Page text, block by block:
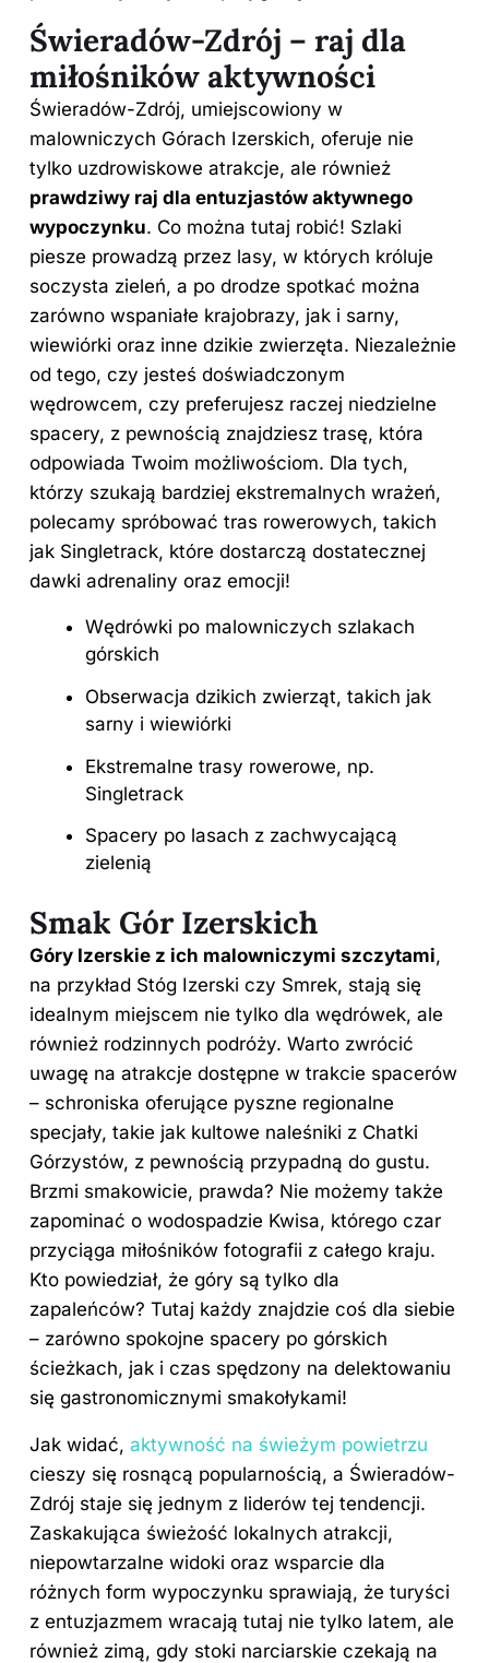
Świeradów-Zdrój – raj dla
miłośników aktywności
Świeradów-Zdrój, umiejscowiony w
malowniczych Górach Izerskich, oferuje nie
tylko uzdrowiskowe atrakcje, ale również
prawdziwy raj dla entuzjastów aktywnego
wypoczynku. Co można tutaj robić! Szlaki
piesze prowadzą przez lasy, w których króluje
soczysta zieleń, a po drodze spotkać można
zarówno wspaniałe krajobrazy, jak i sarny,
wiewiórki oraz inne dzikie zwierzęta. Niezależnie
od tego, czy jesteś doświadczonym
wędrowcem, czy preferujesz raczej niedzielne
spacery, z pewnością znajdziesz trasę, która
odpowiada Twoim możliwościom. Dla tych,
którzy szukają bardziej ekstremalnych wrażeń,
polecamy spróbować tras rowerowych, takich
jak Singletrack, które dostarczą dostatecznej
dawki adrenaliny oraz emocji!
Wędrówki po malowniczych szlakach
górskich
Obserwacja dzikich zwierząt, takich jak
sarny i wiewiórki
Ekstremalne trasy rowerowe, np.
Singletrack
Spacery po lasach z zachwycającą
zielenią
Smak Gór Izerskich
Góry Izerskie z ich malowniczymi szczytami,
na przykład Stóg Izerski czy Smrek, stają się
idealnym miejscem nie tylko dla wędrówek, ale
również rodzinnych podróży. Warto zwrócić
uwagę na atrakcje dostępne w trakcie spacerów
– schroniska oferujące pyszne regionalne
specjały, takie jak kultowe naleśniki z Chatki
Górzystów, z pewnością przypadną do gustu.
Brzmi smakowicie, prawda? Nie możemy także
zapominać o wodospadzie Kwisa, którego czar
przyciąga miłośników fotografii z całego kraju.
Kto powiedział, że góry są tylko dla
zapaleńców? Tutaj każdy znajdzie coś dla siebie
– zarówno spokojne spacery po górskich
ścieżkach, jak i czas spędzony na delektowaniu
się gastronomicznymi smakołykami!
Jak widać, aktywność na świeżym powietrzu
cieszy się rosnącą popularnością, a Świeradów-
Zdrój staje się jednym z liderów tej tendencji.
Zaskakująca świeżość lokalnych atrakcji,
niepowtarzalne widoki oraz wsparcie dla
różnych form wypoczynku sprawiają, że turyści
z entuzjazmem wracają tutaj nie tylko latem, ale
również zimą, gdy stoki narciarskie czekają na